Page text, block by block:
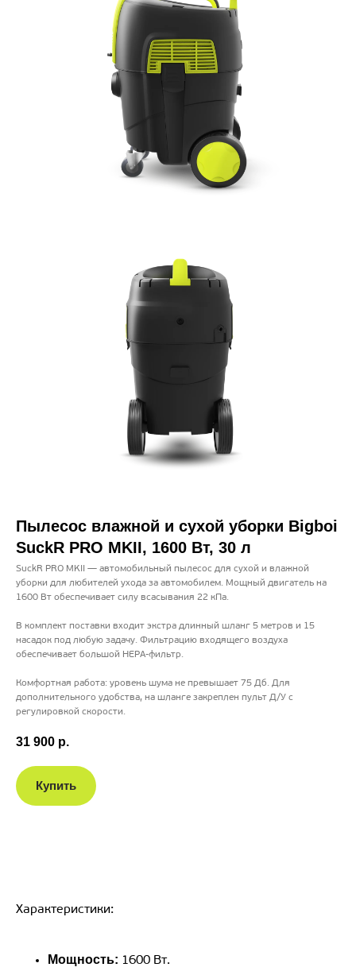
Пылесос влажной и сухой уборки Bigboi
SuckR PRO MKII, 1600 Вт, 30 л
SuckR PRO MKII — автомобильный пылесос для сухой и влажной
уборки для любителей ухода за автомобилем. Мощный двигатель на
1600 Вт обеспечивает силу всасывания 22 кПа.
В комплект поставки входит экстра длинный шланг 5 метров и 15
насадок под любую задачу. Фильтрацию входящего воздуха
обеспечивает большой HEPA-фильтр.
Комфортная работа: уровень шума не превышает 75 Дб. Для
дополнительного удобства, на шланге закреплен пульт Д/У с
регулировкой скорости.
31 900 р.
Купить
Характеристики:
Мощность: 1600 Вт.